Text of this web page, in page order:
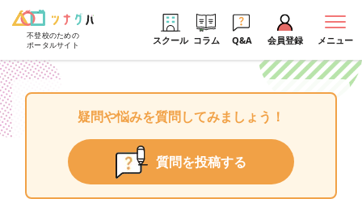
不登校のための
ポータルサイト
スクール コラム Q&A 会員登録 メニュー
疑問や悩みを質問してみましょう！
質問を投稿する